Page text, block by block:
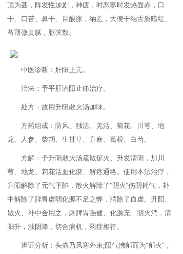
顶为甚，阵发性加剧，神疲，时恶寒时发热面赤，口
干、口苦、鼻干、目酸胀，纳差，大便干结舌质暗红、
苔薄微黄腻，脉弦数。
中医诊断：肝阳上亢。
治法：予平肝潜阳止痛治疗。
处方：故用升阳散火汤加味。
方药组成：防风、独活、羌活、菊花、川芎、地
龙、人参、柴胡、生甘草、升麻、葛根、白芍。
方解：予升阳散火汤疏散郁火、升发清阳，加川
芎、地龙、莉花活血化瘀、解痉通络。使用本法治疗，
升阳解除了元气下陷，散火解除了“阴火”伤阴耗气，补
中解除了脾胃虚弱化源不足之弊，消除了血虚。升阳、
散火、补中合用之，则脾胃强健、化源充、阴火消，清
阳升，浊阴降，切合病机，药症相符。
辨证分析：头痛乃风寒外束;阳气怫郁而为“郁火”，